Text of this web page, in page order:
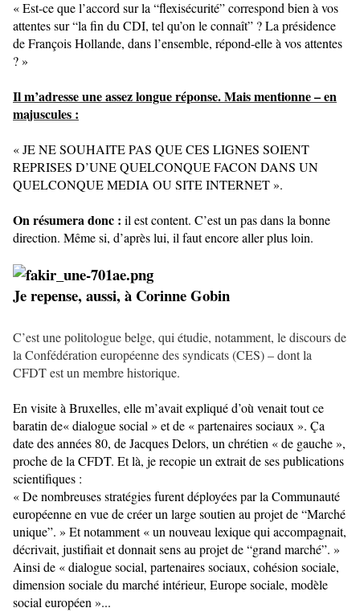
« Est-ce que l’accord sur la “flexisécurité” correspond bien à vos
attentes sur “la fin du CDI, tel qu’on le connaît” ? La présidence
de François Hollande, dans l’ensemble, répond-elle à vos attentes
? »
Il m’adresse une assez longue réponse. Mais mentionne – en
majuscules :
« JE NE SOUHAITE PAS QUE CES LIGNES SOIENT
REPRISES D’UNE QUELCONQUE FACON DANS UN
QUELCONQUE MEDIA OU SITE INTERNET ».
On résumera donc : il est content. C’est un pas dans la bonne
direction. Même si, d’après lui, il faut encore aller plus loin.
Je repense, aussi, à Corinne Gobin
C’est une politologue belge, qui étudie, notamment, le discours de
la Confédération européenne des syndicats (CES) – dont la
CFDT est un membre historique.
En visite à Bruxelles, elle m’avait expliqué d’où venait tout ce
baratin de« dialogue social » et de « partenaires sociaux ». Ça
date des années 80, de Jacques Delors, un chrétien « de gauche »,
proche de la CFDT. Et là, je recopie un extrait de ses publications
scientifiques :
« De nombreuses stratégies furent déployées par la Communauté
européenne en vue de créer un large soutien au projet de “Marché
unique”. » Et notamment « un nouveau lexique qui accompagnait,
décrivait, justifiait et donnait sens au projet de “grand marché”. »
Ainsi de « dialogue social, partenaires sociaux, cohésion sociale,
dimension sociale du marché intérieur, Europe sociale, modèle
social européen »...